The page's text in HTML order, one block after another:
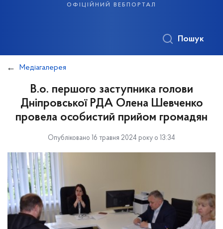
офіційний вебпортал
Пошук
Медіагалерея
В.о. першого заступника голови
Дніпровської РДА Олена Шевченко
провела особистий прийом громадян
Опубліковано 16 травня 2024 року о 13:34